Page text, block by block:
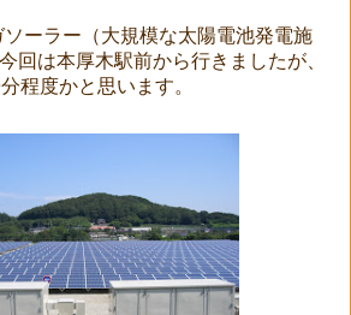
ーラー（大規模な太陽電池発電施
回は本厚木駅前から行きましたが、
分程度かと思います。